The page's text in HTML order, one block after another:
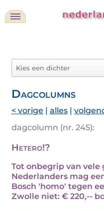
Dagcolumns
< vorige | alles |
dagcolumn (nr. 245):
Hetero!?
Tot onbegrip van
Nederlanders mag
Bosch 'homo' tegen
Zwolle niet: € 220,--